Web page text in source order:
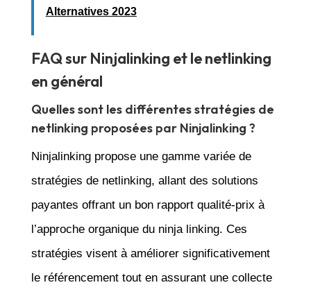
Alternatives 2023
FAQ sur Ninjalinking et le netlinking
en général
Quelles sont les différentes stratégies de
netlinking proposées par Ninjalinking ?
Ninjalinking propose une gamme variée de
stratégies de netlinking, allant des solutions
payantes offrant un bon rapport qualité-prix à
l’approche organique du ninja linking. Ces
stratégies visent à améliorer significativement
le référencement tout en assurant une collecte